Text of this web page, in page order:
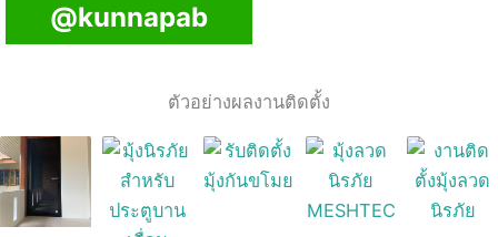
@kunnapab
ตัวอย่างผลงานติดตั้ง